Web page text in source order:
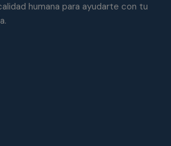
humana para ayudarte con tu